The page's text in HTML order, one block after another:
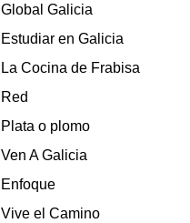
Global Galicia
Estudiar en Galicia
La Cocina de Frabisa
Red
Plata o plomo
Ven A Galicia
Enfoque
Vive el Camino